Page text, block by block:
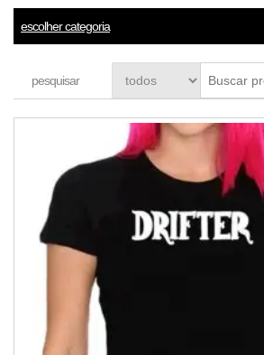
escolher categoria
pesquisar